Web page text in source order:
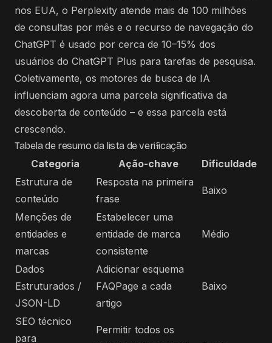
nos EUA, o Perplexity atende mais de 100 milhões
de consultas por mês e o recurso de navegação do
ChatGPT é usado por cerca de 10–15% dos
usuários do ChatGPT Plus para tarefas de pesquisa.
Coletivamente, os motores de busca de IA
influenciam agora uma parcela significativa da
descoberta de conteúdo – e essa parcela está
crescendo.
Tabela de resumo da lista de verificação
Categoria Ação-chave
Dificuldade
Estrutura de
conteúdo
Resposta na primeira
frase
Baixo
Menções de
entidades e
marcas
Estabelecer uma
entidade de marca
consistente
Médio
Dados
Estruturados /
JSON-LD
Adicionar esquema
FAQPage a cada
artigo
Baixo
SEO técnico
para
Permitir todos os